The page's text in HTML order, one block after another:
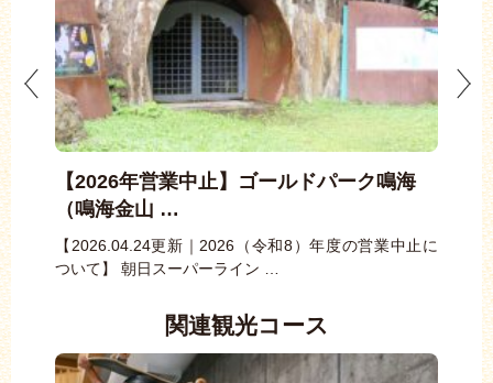
カ
【2026年営業中止】ゴールドパーク鳴海
（鳴海金山 …
【2026.04.24更新｜2026（令和8）年度の営業中止に
ついて】 朝日スーパーライン …
日
ン
関連観光コース